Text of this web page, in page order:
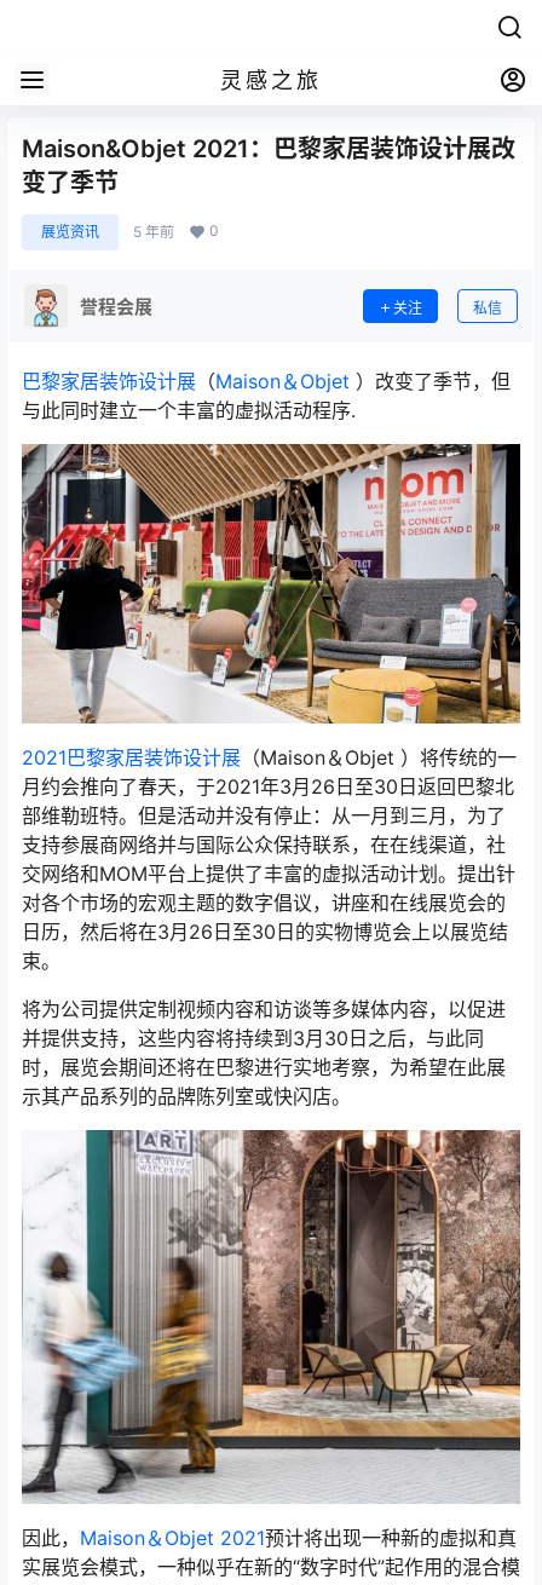
灵感之旅
Maison&Objet 2021：巴黎家居装饰设计展改
变了季节
展览资讯 5 年前 0
誉程会展 关注 私信
巴黎家居装饰设计展 （Maison＆Objet ）改变了季节，但
与此同时建立一个丰富的虚拟活动程序.
2021巴黎家居装饰设计展 （Maison＆Objet ）将传统的一
月约会推向了春天，于2021年3月26日至30日返回巴黎北
部维勒班特。但是活动并没有停止：从一月到三月，为了
支持参展商网络并与国际公众保持联系，在在线渠道，社
交网络和MOM平台上提供了丰富的虚拟活动计划。提出针
对各个市场的宏观主题的数字倡议，讲座和在线展览会的
日历，然后将在3月26日至30日的实物博览会上以展览结
束。
将为公司提供定制视频内容和访谈等多媒体内容，以促进
并提供支持，这些内容将持续到3月30日之后，与此同
时，展览会期间还将在巴黎进行实地考察，为希望在此展
示其产品系列的品牌陈列室或快闪店。
因此， Maison＆Objet 2021预计将出现一种新的虚拟和真
实展览会模式，一种似乎在新的“数字时代”起作用的混合模